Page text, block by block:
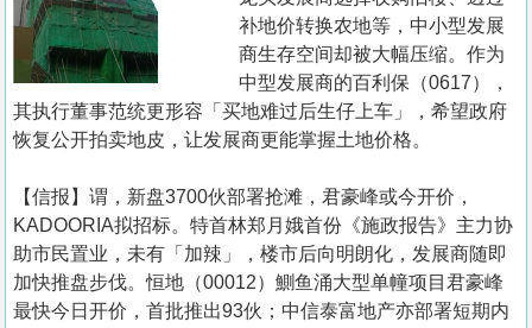
册
关
於
我
们
补地价转换农地等，中小型发展
商生存空间却被大幅压缩。作为
中型发展商的百利保（0617），
其执行董事范统更形容「买地难过后生仔上车」，希望政府
恢复公开拍卖地皮，让发展商更能掌握土地价格。
【信报】谓，新盘3700伙部署抢滩，君豪峰或今开价，
KADOORIA拟招标。特首林郑月娥首份《施政报告》主力协
助市民置业，未有「加辣」，楼市后向明朗化，发展商随即
加快推盘步伐。恒地（00012）鰂鱼涌大型单幢项目君豪峰
最快今日开价，首批推出93伙；中信泰富地产亦部署短期内